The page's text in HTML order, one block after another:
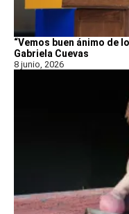
“Vemos buen ánimo de
Gabriela Cuevas
8 junio, 2026